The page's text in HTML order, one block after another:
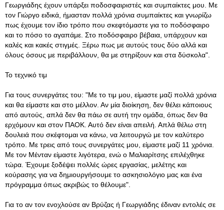
Γεωργιάδης έχουν υπάρξει ποδοσφαιριστές και συμπαίκτες μου. Με
τον Γιώργο ειδικά, ήμασταν πολλά χρόνια συμπαίκτες και γνωρίζω
πως έχουμε τον ίδιο τρόπο που σκεφτόμαστε για το ποδόσφαιρο
και το πόσο το αγαπάμε. Στο ποδόσφαιρο βέβαια, υπάρχουν και
καλές και κακές στιγμές. Ξέρω πως με αυτούς τους δύο αλλά και
όλους όσους με περιβάλλουν, θα με στηρίξουν και στα δύσκολα".
Το τεχνικό τιμ
Για τους συνεργάτες του: "Με το τιμ μου, είμαστε μαζί πολλά χρόνια
και θα είμαστε και στο μέλλον. Αν μία διοίκηση, δεν θέλει κάποιους
από αυτούς, απλά δεν θα πάω σε αυτή την ομάδα, όπως δεν θα
ερχόμουν και στον ΠΑΟΚ. Αυτό δεν είναι απειλή. Απλά θέλω στη
δουλειά που σκέφτομαι να κάνω, να λειτουργώ με τον καλύτερο
τρόπο. Με τρεις από τους συνεργάτες μου, είμαστε μαζί 11 χρόνια.
Με τον Μένταν είμαστε λιγότερα, ενώ ο Μαλιαρίτσης επιλέχθηκε
τώρα. Έχουμε ξοδέψει πολλές ώρες εργασίας, μελέτης και
κούρασης για να δημιουργήσουμε το ασκησιολόγιο μας και ένα
πρόγραμμα όπως ακριβώς το θέλουμε".
Για το αν τον ενοχλούσε αν Βρύζας ή Γεωργιάδης έδιναν εντολές σε